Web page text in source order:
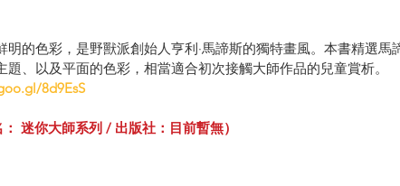
明的色彩，是野獸派創始人亨利·馬諦斯的獨特畫風。本書精選馬
、以及平面的色彩，相當適合初次接觸大師作品的兒童賞析。
8d9EsS
迷你大師系列 / 出版社：目前暫無）